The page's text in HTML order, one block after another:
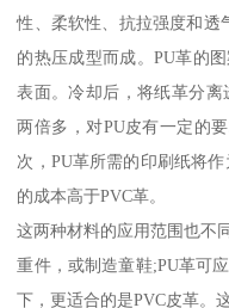
性、柔软性、抗拉强度和透
的热压成型而成。PU革的
表面。冷却后，将纸革分离
两倍多，对PU皮有一定的
次，PU革所需的印刷纸将
的成本高于PVC革。
这两种材料的应用范围也不
重件，或制造童鞋;PU革可
下，更适合的是PVC皮革。